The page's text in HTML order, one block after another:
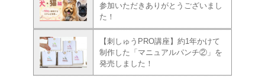
参加いただきありがとうございまし
た！
【刺しゅうPRO講座】約1年かけて
制作した「マニュアルパンチ②」を
発売しました！